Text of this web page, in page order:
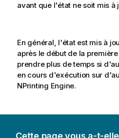
avant que l'état ne soit mis à
En général, l'état est mis à
après le début de la
prendre plus de temps si
en cours d'exécution sur
NPrinting Engine.
Cette page vous a-t-